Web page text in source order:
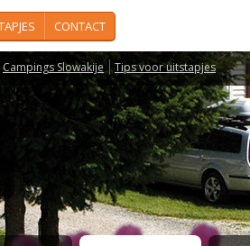
CONTACT
Campings Slowakije Tips voor uitstapjes